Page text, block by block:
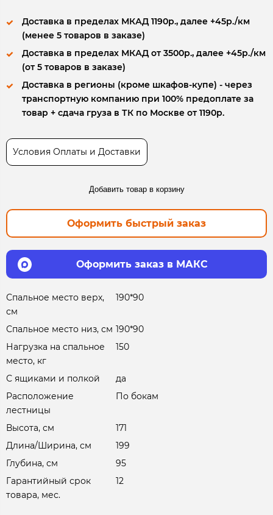
Доставка в пределах МКАД 1190р., далее +45р./км
(менее 5 товаров в заказе)
Доставка в пределах МКАД от 3500р., далее +45р./км
(от 5 товаров в заказе)
Доставка в регионы (кроме шкафов-купе) - через
транспортную компанию при 100% предоплате за
товар + сдача груза в ТК по Москве от 1190р.
Условия Оплаты и Доставки
Добавить товар в корзину
Оформить быстрый заказ
Оформить заказ в МАКС
Спальное место верх,
см
190*90
Спальное место низ, см 190*90
Нагрузка на спальное
место, кг
150
С ящиками и полкой
да
Расположение
лестницы
По бокам
Высота, см
171
Длина/Ширина, см
199
Глубина, см
95
Гарантийный срок
товара, мес.
12